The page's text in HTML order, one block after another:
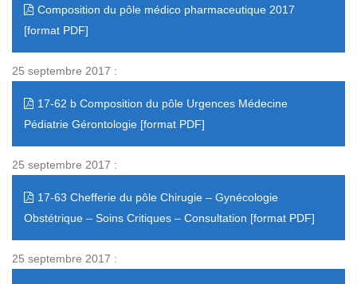
Composition du pôle médico pharmaceutique 2017
25 septembre 2017 :
17-62 b Composition du pôle Urgences Médecine
Pédiatrie Gérontologie
25 septembre 2017 :
17-63 Chefferie du pôle Chirugie – Gynécologie
Obstétrique – Soins Critiques – Consultation
25 septembre 2017 :